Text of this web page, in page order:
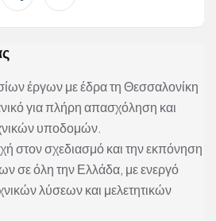
έργων με έδρα τη Θεσσαλονίκη
για πλήρη απασχόληση και
υποδομών.
στον σχεδιασμό και την εκπόνηση
σε όλη την Ελλάδα, με ενεργό
λύσεων και μελετητικών